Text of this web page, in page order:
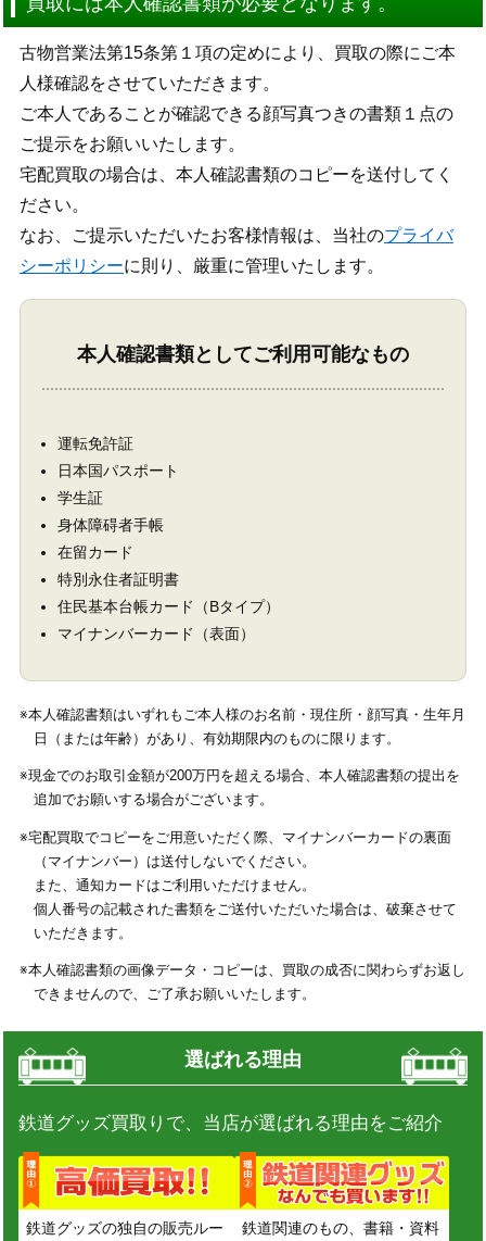
古物営業法第15条第１項の定めにより、買取の際にご本
人様確認をさせていただきます。
ご本人であることが確認できる顔写真つきの書類１点の
ご提示をお願いいたします。
宅配買取の場合は、本人確認書類のコピーを送付してく
ださい。
なお、ご提示いただいたお客様情報は、当社のプライバ
シーポリシーに則り、厳重に管理いたします。
本人確認書類としてご利用可能なもの
運転免許証
日本国パスポート
学生証
身体障碍者手帳
在留カード
特別永住者証明書
住民基本台帳カード（Bタイプ）
マイナンバーカード（表面）
※本人確認書類はいずれもご本人様のお名前・現住所・顔写真・生年月
日（または年齢）があり、有効期限内のものに限ります。
※現金でのお取引金額が200万円を超える場合、本人確認書類の提出を
追加でお願いする場合がございます。
※宅配買取でコピーをご用意いただく際、マイナンバーカードの裏面
（マイナンバー）は送付しないでください。
また、通知カードはご利用いただけません。
個人番号の記載された書類をご送付いただいた場合は、破棄させて
いただきます。
※本人確認書類の画像データ・コピーは、買取の成否に関わらずお返し
できませんので、ご了承お願いいたします。
選ばれる理由
鉄道グッズ買取りで、当店が選ばれる理由をご紹介
鉄道グッズの独自の販売ルー
鉄道関連のもの、書籍・資料